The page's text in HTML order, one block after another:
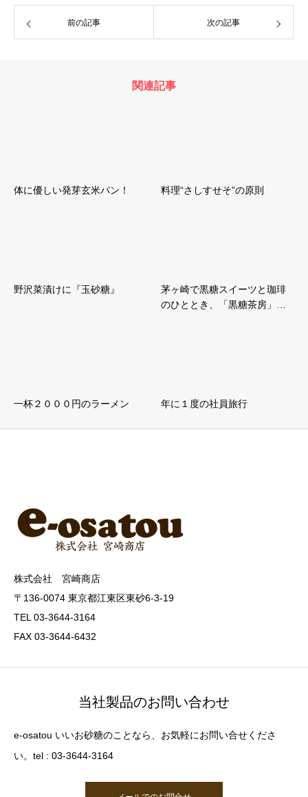
前の記事 次の記事
関連記事
体に優しい発芽玄米パン！ 料理“さしすせそ”の原則
野沢菜漬けに『玉砂糖』
茅ヶ崎で黒糖スイーツと珈琲
のひととき、「黒糖茶房」…
一杯２０００円のラーメン 年に１度の社員旅行
株式会社 宮崎商店
〒136-0074 東京都江東区東砂6-3-19
TEL 03-3644-3164
FAX 03-3644-6432
当社製品のお問い合わせ
e-osatou いいお砂糖のことなら、お気軽にお問い合せくださ
い。tel : 03-3644-3164